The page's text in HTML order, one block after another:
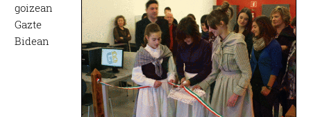
goizean
Gazte
Bidean